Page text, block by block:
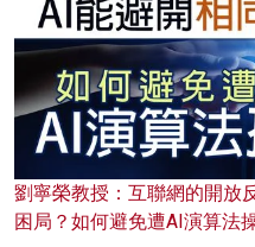
劉寧榮教授：互聯網的開放
困局？如何避免遭AI演算法